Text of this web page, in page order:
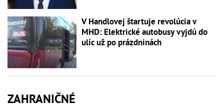
V Handlovej štartuje revolúcia v
MHD: Elektrické autobusy vyjdú do
ulíc už po prázdninách
ZAHRANIČNÉ